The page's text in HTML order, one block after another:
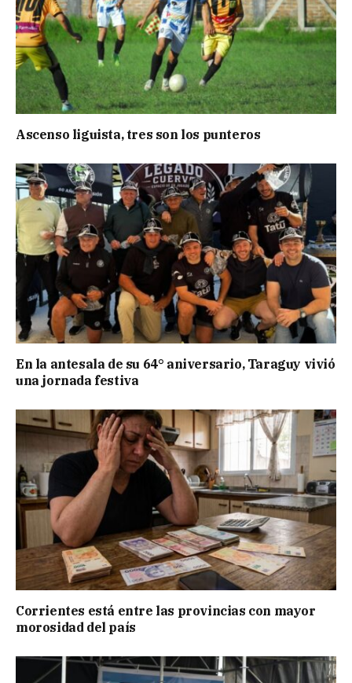
Ascenso liguista, tres son los punteros
En la antesala de su 64° aniversario, Taraguy vivió
una jornada festiva
Corrientes está entre las provincias con mayor
morosidad del país